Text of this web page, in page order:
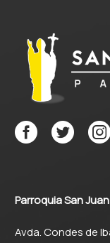
Parroquia San
Avda. Condes de